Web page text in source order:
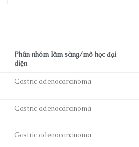
Phân nhóm lâm sàng/mô học đại
diện
Gastric adenocarcinoma
Gastric adenocarcinoma
Gastric adenocarcinoma